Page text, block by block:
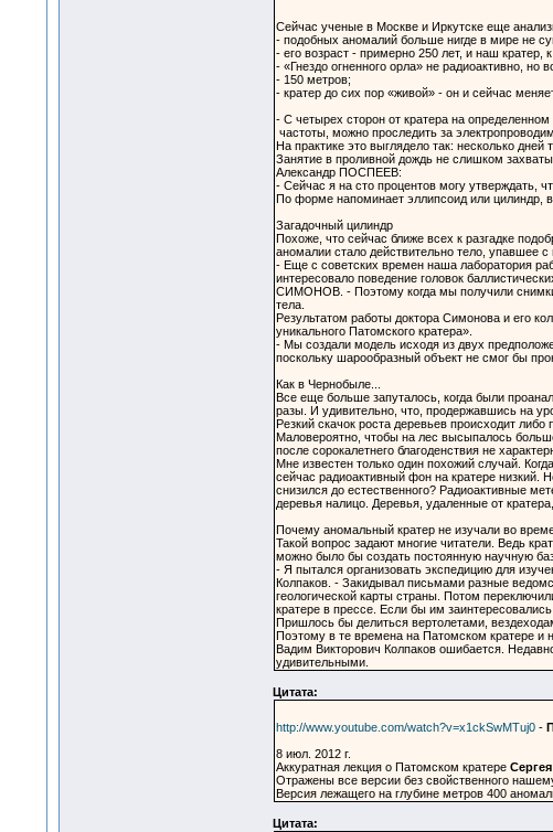
Сейчас ученые в Москве и Иркутске еще
- подобных аномалий больше нигде в мире не
- его возраст - примерно 250 лет, и наш
- «Гнездо огненного орла» не радиоактивно,
- 150 метров;
- кратер до сих пор «живой» - он и сейчас
- С четырех сторон от кратера на
частоты, можно проследить за
На практике это выглядело так: несколько
Занятие в проливной дождь не слишком
Александр ПОСПЕЕВ:
- Сейчас я на сто процентов могу утверждать,
По форме напоминает эллипсоид или цилиндр,
Загадочный цилиндр
Похоже, что сейчас ближе всех к разгадке
аномалии стало действительно тело, упавшее
- Еще с советских времен наша лаборатория
интересовало поведение головок
СИМОНОВ. - Поэтому когда мы получили снимки
тела.
Результатом работы доктора Симонова и его
уникального Патомского кратера».
- Мы создали модель исходя из двух
поскольку шарообразный объект не смог бы
Как в Чернобыле...
Все еще больше запуталось, когда были
разы. И удивительно, что, продержавшись на
Резкий скачок роста деревьев происходит
Маловероятно, чтобы на лес высыпалось
после сорокалетнего благоденствия не
Мне известен только один похожий случай.
сейчас радиоактивный фон на кратере низкий.
снизился до естественного? Радиоактивные
деревья налицо. Деревья, удаленные от
Почему аномальный кратер не изучали во
Такой вопрос задают многие читатели. Ведь
можно было бы создать постоянную научную
- Я пытался организовать экспедицию для
Колпаков. - Закидывал письмами разные
геологической карты страны. Потом
кратере в прессе. Если бы им
Пришлось бы делиться вертолетами,
Поэтому в те времена на Патомском кратере и
Вадим Викторович Колпаков ошибается.
удивительными.
Цитата:
http://www.youtube.com/watch?v=x1ckSwMTuj0-
8 июл. 2012 г.
Аккуратная лекция о Патомском кратере
Отражены все версии без свойственного
Версия лежащего на глубине метров 400
Цитата: